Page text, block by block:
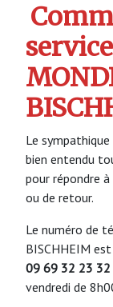
Le
bien entendu
pour répondre
ou de retour.
Le numéro de
BISCHHEIM
09 69 32 23 32
vendredi de